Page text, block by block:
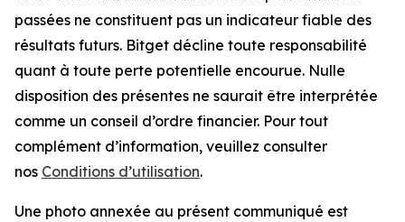
passées ne constituent pas un indicateur fiable des
résultats futurs. Bitget décline toute responsabilité
quant à toute perte potentielle encourue. Nulle
disposition des présentes ne saurait être interprétée
comme un conseil d’ordre financier. Pour tout
complément d’information, veuillez consulter
nos Conditions d’utilisation.
Une photo annexée au présent communiqué est